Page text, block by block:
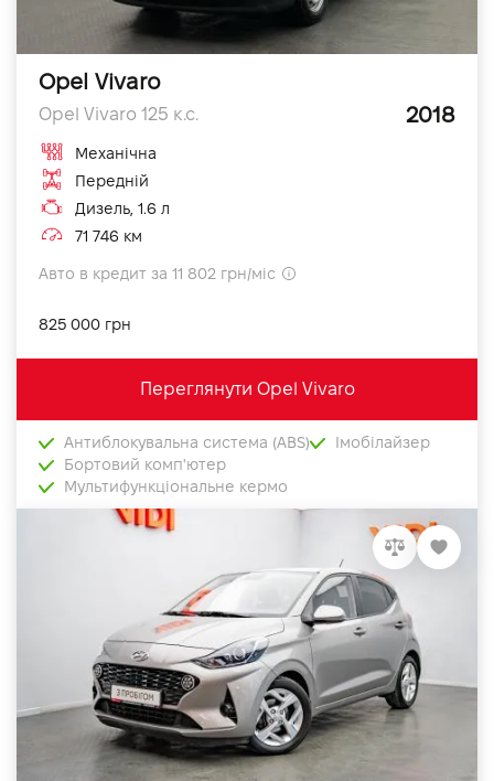
Opel Vivaro
Opel Vivaro 125 к.с. 2018
Механічна
Передній
Дизель, 1.6 л
71 746 км
Авто в кредит за 11 802 грн/міс
825 000 грн
Переглянути Opel Vivaro
Антиблокувальна система (ABS)
Імобілайзер
Бортовий комп'ютер
Мультифункціональне кермо